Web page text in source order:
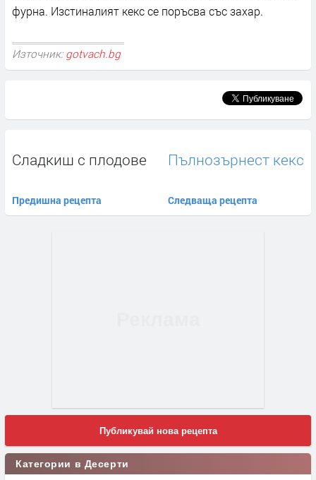
фурна. Изстиналият кекс се поръсва със захар.
Източник: gotvach.bg
Сладкиш с плодове
Предишна рецепта
Пълнозърнест кекс
Следваща рецепта
Публикувай нова рецепта
Категории в Десерти